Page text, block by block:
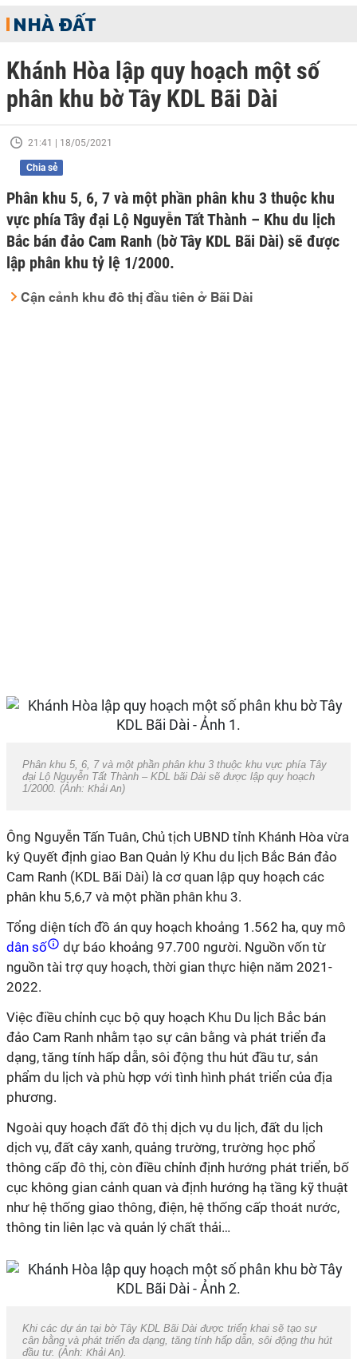
NHÀ ĐẤT
Khánh Hòa lập quy hoạch một số
phân khu bờ Tây KDL Bãi Dài
21:41 | 18/05/2021
Chia sẻ
Phân khu 5, 6, 7 và một phần phân khu 3 thuộc khu
vực phía Tây đại Lộ Nguyễn Tất Thành – Khu du lịch
Bắc bán đảo Cam Ranh (bờ Tây KDL Bãi Dài) sẽ được
lập phân khu tỷ lệ 1/2000.
Cận cảnh khu đô thị đầu tiên ở Bãi Dài
Phân khu 5, 6, 7 và một phần phân khu 3 thuộc khu vực phía Tây
đại Lộ Nguyễn Tất Thành – KDL bãi Dài sẽ được lập quy hoạch
1/2000. (Ảnh: Khải An)
Ông Nguyễn Tấn Tuân, Chủ tịch UBND tỉnh Khánh Hòa vừa
ký Quyết định giao Ban Quản lý Khu du lịch Bắc Bán đảo
Cam Ranh (KDL Bãi Dài) là cơ quan lập quy hoạch các
phân khu 5,6,7 và một phần phân khu 3.
Tổng diện tích đồ án quy hoạch khoảng 1.562 ha, quy mô
dân số
dự báo khoảng 97.700 người. Nguồn vốn từ
nguồn tài trợ quy hoạch, thời gian thực hiện năm 2021-
2022.
Việc điều chỉnh cục bộ quy hoạch Khu Du lịch Bắc bán
đảo Cam Ranh nhằm tạo sự cân bằng và phát triển đa
dạng, tăng tính hấp dẫn, sôi động thu hút đầu tư, sản
phẩm du lịch và phù hợp với tình hình phát triển của địa
phương.
Ngoài quy hoạch đất đô thị dịch vụ du lịch, đất du lịch
dịch vụ, đất cây xanh, quảng trường, trường học phổ
thông cấp đô thị, còn điều chỉnh định hướng phát triển, bố
cục không gian cảnh quan và định hướng hạ tầng kỹ thuật
như hệ thống giao thông, điện, hệ thống cấp thoát nước,
thông tin liên lạc và quản lý chất thải…
Khi các dự án tại bờ Tây KDL Bãi Dài được triển khai sẽ tạo sự
cân bằng và phát triển đa dạng, tăng tính hấp dẫn, sôi động thu hút
đầu tư. (Ảnh: Khải An).